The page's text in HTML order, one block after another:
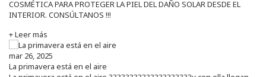
COSMÉTICA PARA PROTEGER LA PIEL DEL DAÑO SOLAR DESDE EL
INTERIOR. CONSÚLTANOS !!!
+ Leer más
mar 26, 2025
La primavera está en el aire